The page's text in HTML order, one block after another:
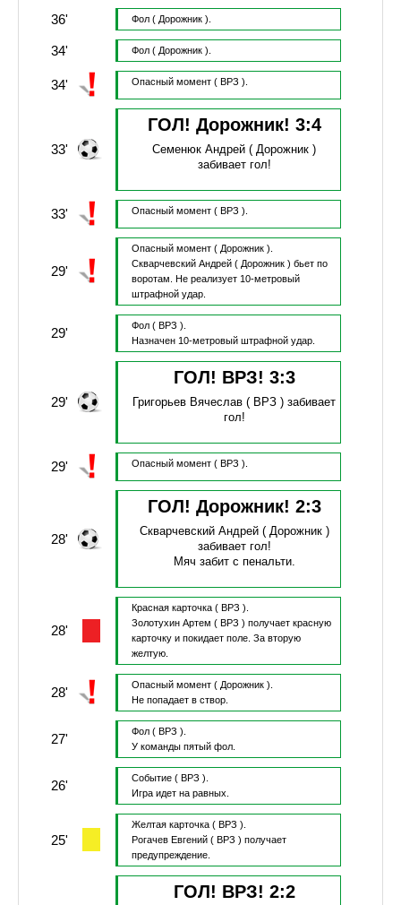
36' Фол ( Дорожник ).
34' Фол ( Дорожник ).
34' Опасный момент ( ВРЗ ).
33'
ГОЛ! Дорожник! 3:4
Семенюк Андрей ( Дорожник )
забивает гол!
33' Опасный момент ( ВРЗ ).
29'
Опасный момент ( Дорожник ).
Скварчевский Андрей( Дорожник ) бьет по
воротам.
Не реализует 10-метровый
штрафной удар.
29' Фол ( ВРЗ ).
Назначен 10-метровый штрафной удар.
29'
ГОЛ! ВРЗ! 3:3
Григорьев Вячеслав ( ВРЗ )забивает
гол!
29' Опасный момент ( ВРЗ ).
28'
ГОЛ! Дорожник! 2:3
Скварчевский Андрей( Дорожник )
забивает гол!
Мяч забит с пенальти.
28'
Красная карточка ( ВРЗ ).
Золотухин Артем ( ВРЗ ) получает красную
карточку и покидает поле. За вторую
желтую.
28' Опасный момент ( Дорожник ).
Не попадает в створ.
27' Фол ( ВРЗ ).
У команды пятый фол.
26' Событие ( ВРЗ ).
Игра идет на равных.
25'
Желтая карточка ( ВРЗ ).
Рогачев Евгений( ВРЗ ) получает
предупреждение.
ГОЛ! ВРЗ! 2:2